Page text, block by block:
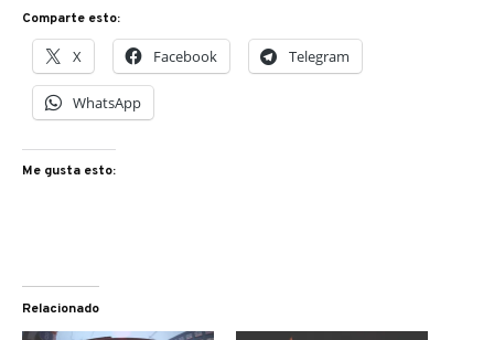
Comparte esto:
X Facebook Telegram
WhatsApp
Me gusta esto:
Relacionado